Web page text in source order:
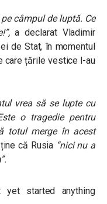
câmpul de luptă. Ce
a declarat Vladimir
de Stat, în momentul
care țările vestice l-au
vrea să se lupte cu
o tragedie pentru
totul merge în acest
că Rusia “nici nu a
yet started anything